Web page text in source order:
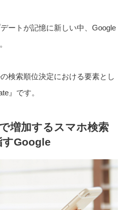
ートが記憶に新しい中、Google
検索順位決定における要素とし
』です。
増加するスマホ検索
すGoogle